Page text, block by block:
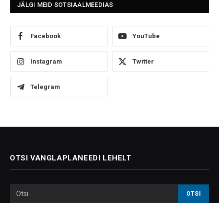
JÄLGI MEID SOTSIAALMEEDIAS
Facebook YouTube
Instagram Twitter
Telegram
OTSI VANGLAPLANEEDI LEHELT